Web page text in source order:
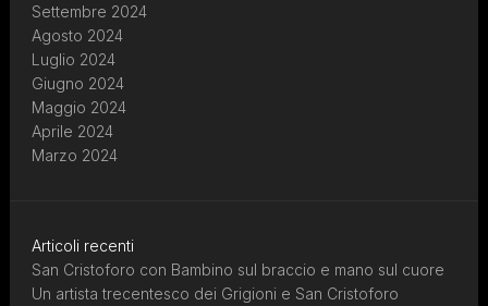
Settembre 2024
Agosto 2024
Luglio 2024
Giugno 2024
Maggio 2024
Aprile 2024
Marzo 2024
Articoli recenti
San Cristoforo con Bambino sul braccio e mano sul cuore
Un artista trecentesco dei Grigioni e San Cristoforo